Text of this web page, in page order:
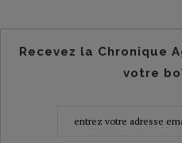
Recevez la Chronique
votre